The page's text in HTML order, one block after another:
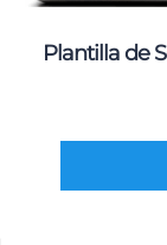
Plantilla de